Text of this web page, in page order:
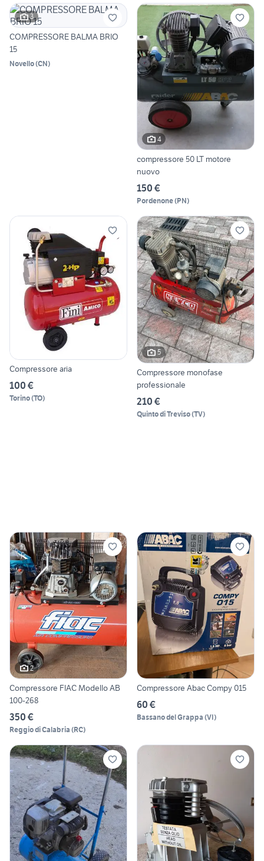
3
COMPRESSORE BALMA BRIO
15
Novello(CN)
4
compressore 50 LT motore
nuovo
150 €
Pordenone(PN)
Compressore aria
100 €
Torino(TO)
5
Compressore monofase
professionale
210 €
Quinto di Treviso(TV)
2
Compressore FIAC Modello AB
100-268
350 €
Reggio di Calabria (RC)
Compressore Abac Compy 015
60 €
Bassano del Grappa (VI)